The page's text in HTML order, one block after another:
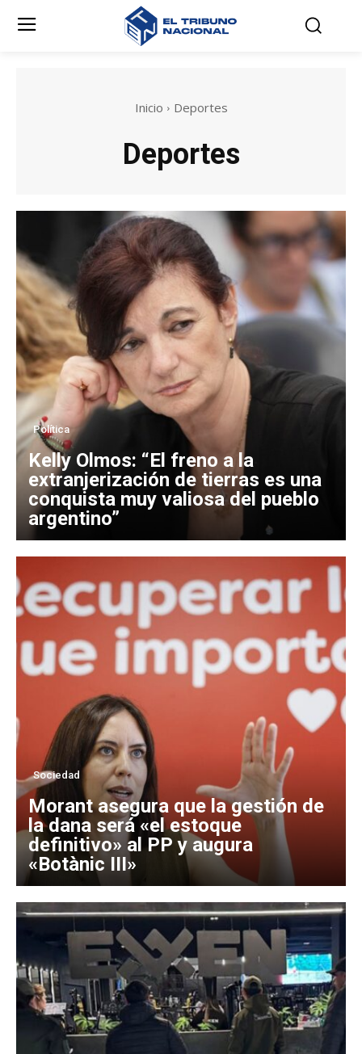
Inicio Deportes
Deportes
Política
Kelly Olmos: “El freno a la
extranjerización de tierras es una
conquista muy valiosa del pueblo
argentino”
Sociedad
Morant asegura que la gestión de
la dana será «el estoque
definitivo» al PP y augura
«Botànic III»